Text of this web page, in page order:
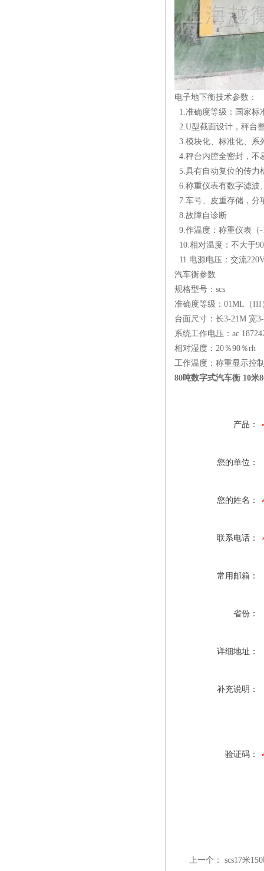
电子地下衡技术参数：
1.准确度等级：国家标
2.U型截面设计，秤台
3.模块化、标准化、系
4.秤台内腔全密封，不
5.具有自动复位的传力
6.称重仪表有数字滤波
7.车号、皮重存储，分
8.故障自诊断
9.作温度：称重仪表
10.相对温度：不大于
11.电源电压：交流
汽车衡参数
规格型号：scs
准确度等级：01ML（III
台面尺寸：长3-21M 宽
系统工作电压：ac
相对湿度：20％90％rh
工作温度：称重显示控
80吨数字式汽车衡 10米
产品：
您的单位：
您的姓名：
联系电话：
常用邮箱：
省份：
详细地址：
补充说明：
验证码：
上一个： scs17米